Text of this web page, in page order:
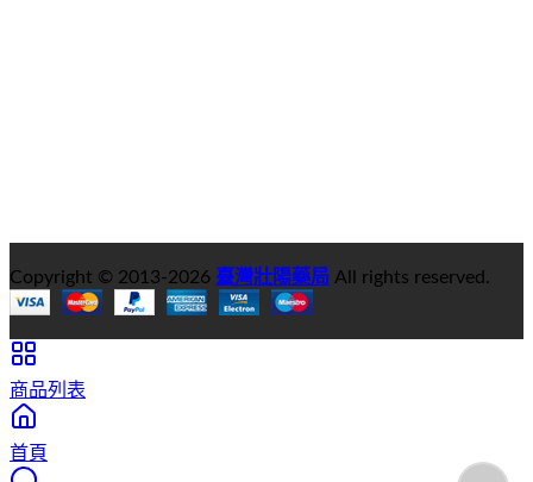
Copyright © 2013-2026 臺灣壯陽藥局 All rights reserved.
商品列表
首頁